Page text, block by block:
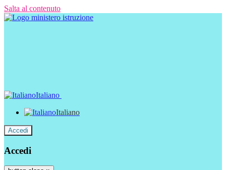
Salta al contenuto
Italiano
Italiano
Accedi
Accedi